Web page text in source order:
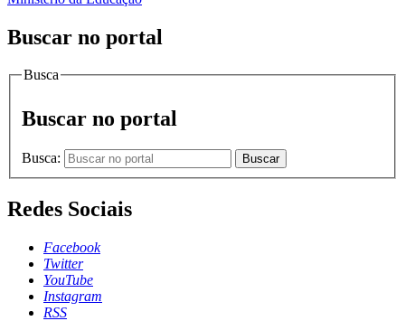
Buscar no portal
Busca
Buscar no portal
Busca: Buscar
Redes Sociais
Facebook
Twitter
YouTube
Instagram
RSS